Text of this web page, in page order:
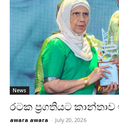
News
රටක ප්‍රගතියට කාන්තාව
awara awara - July 20, 2026